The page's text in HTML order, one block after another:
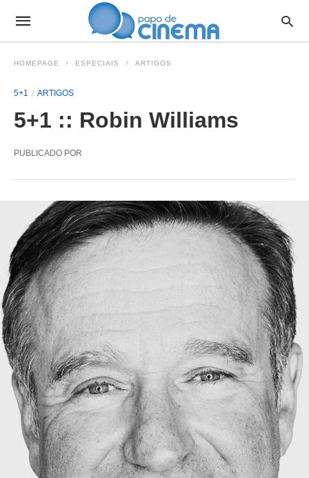
HOMEPAGE ESPECIAIS ARTIGOS
5+1 ARTIGOS
5+1 :: Robin Williams
PUBLICADO POR